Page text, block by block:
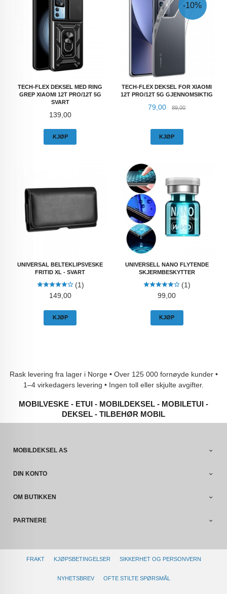
TECH-FLEX DEKSEL MED RING
GREP XIAOMI 12T PRO/12T 5G
SVART
Pris
139,00
KJØP
TECH-FLEX DEKSEL FOR XIAOMI
12T PRO/12T 5G GJENNOMSIKTIG
Tilbud
79,00 89,00Rabatt
-10%
KJØP
UNIVERSAL BELTEKLIPSVESKE
FRITID XL - SVART
(1)
Pris
149,00
KJØP
UNIVERSELL NANO FLYTENDE
SKJERMBESKYTTER
(1)
Pris
99,00
KJØP
Rask levering fra lager i Norge • Over 125 000 fornøyde kunder •
1–4 virkedagers levering • Ingen toll eller skjulte avgifter.
MOBILVESKE - ETUI - MOBILDEKSEL - MOBILETUI -
DEKSEL - TILBEHØR MOBIL
MOBILDEKSEL AS
DIN KONTO
OM BUTIKKEN
PARTNERE
FRAKT KJØPSBETINGELSER SIKKERHET OG PERSONVERN
NYHETSBREV OFTE STILTE SPØRSMÅL